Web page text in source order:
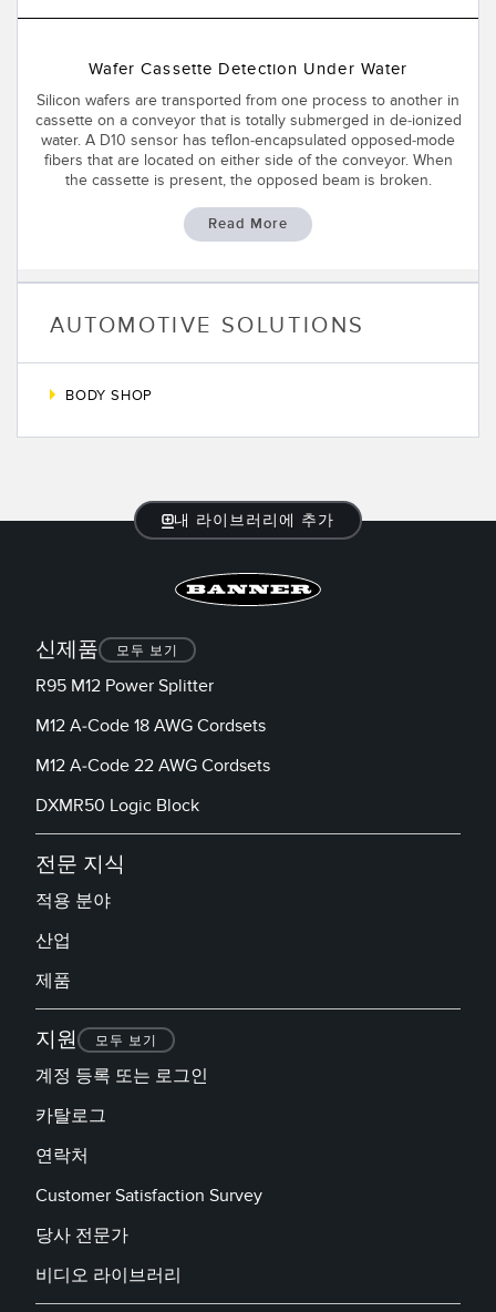
Wafer Cassette Detection Under Water
Silicon wafers are transported from one process to another in
cassette on a conveyor that is totally submerged in de-ionized
water. A D10 sensor has teflon-encapsulated opposed-mode
fibers that are located on either side of the conveyor. When
the cassette is present, the opposed beam is broken.
Read More
AUTOMOTIVE SOLUTIONS
BODY SHOP
내 라이브러리에 추가
신제품 모두 보기
R95 M12 Power Splitter
M12 A-Code 18 AWG Cordsets
M12 A-Code 22 AWG Cordsets
DXMR50 Logic Block
전문 지식
적용 분야
산업
제품
지원 모두 보기
계정 등록 또는 로그인
카탈로그
연락처
Customer Satisfaction Survey
당사 전문가
비디오 라이브러리